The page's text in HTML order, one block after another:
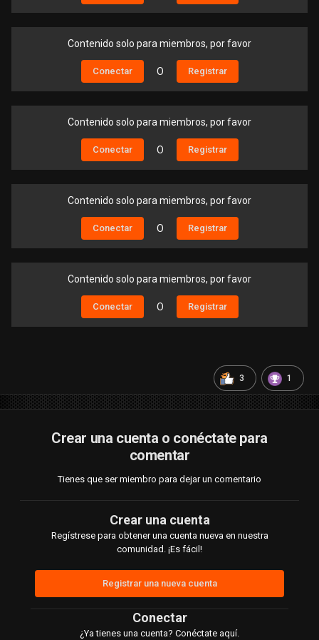
Contenido solo para miembros, por favor
Conectar O Registrar
Contenido solo para miembros, por favor
Conectar O Registrar
Contenido solo para miembros, por favor
Conectar O Registrar
Contenido solo para miembros, por favor
Conectar O Registrar
3 1
Crear una cuenta o conéctate para
comentar
Tienes que ser miembro para dejar un comentario
Crear una cuenta
Regístrese para obtener una cuenta nueva en nuestra
comunidad. ¡Es fácil!
Registrar una nueva cuenta
Conectar
¿Ya tienes una cuenta? Conéctate aquí.